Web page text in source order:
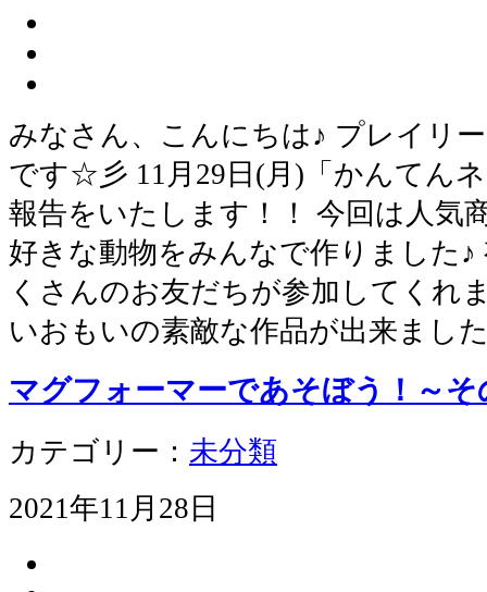
みなさん、こんにちは♪ プレイリ
です☆彡 11月29日(月)「かんてん
報告をいたします！！ 今回は人気
好きな動物をみんなで作りました
くさんのお友だちが参加してくれ
いおもいの素敵な作品が出来まし
マグフォーマーであそぼう！～そ
カテゴリー： 未分類
2021年11月28日